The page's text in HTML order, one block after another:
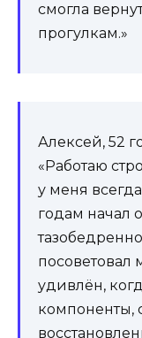
смогла
прогулкам.»
Алексей, 52
«Работаю
у меня
годам начал
посоветовал
удивлён,
компоненты,